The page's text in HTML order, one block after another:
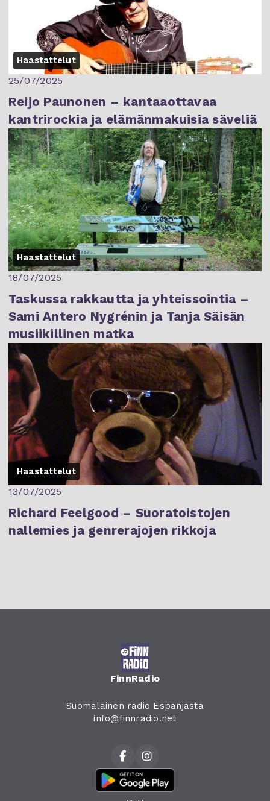
Haastattelut
25/07/2025
Reijo Paunonen – kantaaottavaa
kantrirockia ja elämänmakuisia säveliä
Haastattelut
18/07/2025
Taskussa rakkautta ja yhteissointia –
Sami Antero Nygrénin ja Tanja Säisän
musiikillinen matka
Haastattelut
13/07/2025
Richard Feelgood – Suoratoistojen
nallemies ja genrerajojen rikkoja
FinnRadio
Suomalainen radio Espanjasta
info@finnradio.net